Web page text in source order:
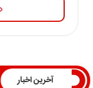
آخرین اخبار